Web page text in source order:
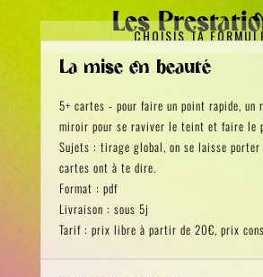
LesCHOISIS TA
La mise en beauté
5+ cartes - pour faire un point rapide, un
miroir pour se raviver le teint et faire le
Sujets : tirage global, on se laisse porter
cartes ont à te dire.
Format : pdf
Livraison : sous 5j
Tarif : prix libre à partir de 20€, prix